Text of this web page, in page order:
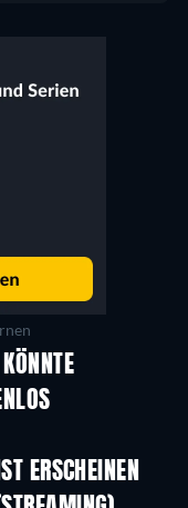
Serie
ERSCHEINEN
Serie